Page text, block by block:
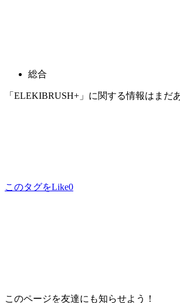
総合
「ELEKIBRUSH+」に関する情報はまだ
このタグをLike0
このページを友達にも知らせよう！